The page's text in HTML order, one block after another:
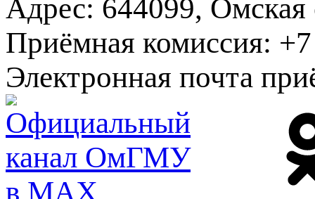
Адрес: 644099, Омская
Приёмная комиссия:
Электронная почта